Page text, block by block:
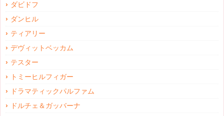
ダビドフ
ダンヒル
ティアリー
デヴィットベッカム
テスター
トミーヒルフィガー
ドラマティックパルファム
ドルチェ＆ガッバーナ